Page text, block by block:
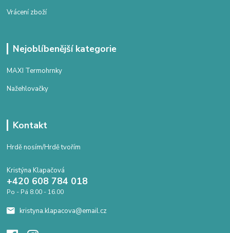
Vrácení zboží
Nejoblíbenější kategorie
MAXI Termohrnky
Nažehlovačky
Kontakt
Hrdě nosím/Hrdě tvořím
Kristýna Klapačová
+420 608 784 018
Po - Pá 8.00 - 16.00
kristyna.klapacova@email.cz